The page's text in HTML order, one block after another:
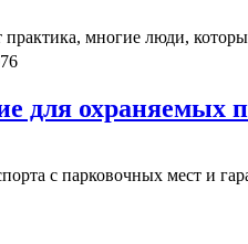
практика, многие люди,
для охраняемых
с парковочных мест и